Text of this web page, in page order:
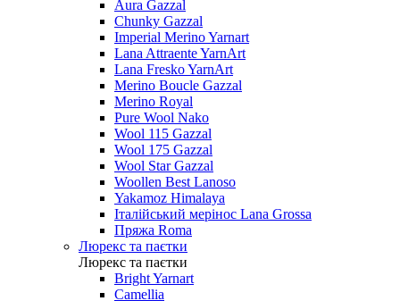
Aura Gazzal
Chunky Gazzal
Imperial Merino Yarnart
Lana Attraente YarnArt
Lana Fresko YarnArt
Merino Boucle Gazzal
Merino Royal
Pure Wool Nako
Wool 115 Gazzal
Wool 175 Gazzal
Wool Star Gazzal
Woollen Best Lanoso
Yakamoz Himalaya
Італійський мерінос Lana Grossa
Пряжа Roma
Люрекс та паєтки
Люрекс та паєтки
Bright Yarnart
Camellia